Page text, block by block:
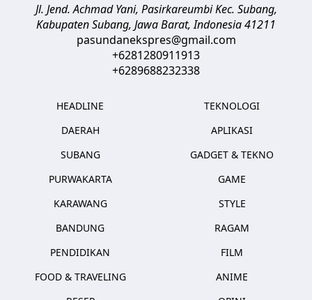
Jl. Jend. Achmad Yani, Pasirkareumbi Kec. Subang,
Kabupaten Subang, Jawa Barat,Indonesia41211
pasundanekspres@gmail.com
+6281280911913
+6289688232338
HEADLINE
DAERAH
SUBANG
PURWAKARTA
KARAWANG
BANDUNG
PENDIDIKAN
FOOD & TRAVELING
TEKNOLOGI
APLIKASI
GADGET & TEKNO
GAME
STYLE
RAGAM
FILM
ANIME